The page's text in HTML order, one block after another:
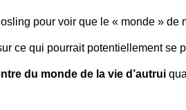
pour voir que le « monde » de
ce qui pourrait potentiellement se
du monde de la vie d’autrui